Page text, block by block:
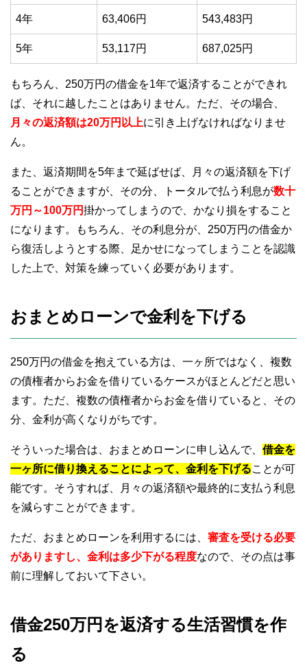
4年 63,406円 543,483円
5年 53,117円 687,025円
もちろん、250万円の借金を1年で返済することができれ
ば、それに越したことはありません。ただ、その場合、
月々の返済額は20万円以上に引き上げなければなりませ
ん。
また、返済期間を5年まで延ばせば、月々の返済額を下げ
ることができますが、その分、トータルで払う利息が数十
万円～100万円掛かってしまうので、かなり損をすること
になります。もちろん、その利息分が、250万円の借金か
ら復活しようとする際、足かせになってしまうことを認識
した上で、対策を練っていく必要があります。
おまとめローンで金利を下げる
250万円の借金を抱えている方は、一ヶ所ではなく、複数
の債権者からお金を借りているケースがほとんどだと思い
ます。ただ、複数の債権者からお金を借りていると、その
分、金利が高くなりがちです。
そういった場合は、おまとめローンに申し込んで、 借金を
一ヶ所に借り換えることによって、金利を下げることが可
能です。そうすれば、月々の返済額や最終的に支払う利息
を減らすことができます。
ただ、おまとめローンを利用するには、 審査を受ける必要
がありますし、金利は多少下がる程度なので、その点は事
前に理解しておいて下さい。
借金250万円を返済する生活習慣を作
る